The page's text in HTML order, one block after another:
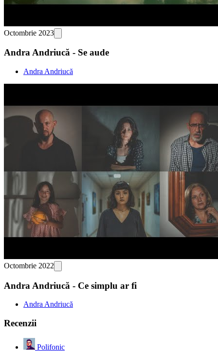
Octombrie 2023
Andra Andriucă - Se aude
Andra Andriucă
Octombrie 2022
Andra Andriucă - Ce simplu ar fi
Andra Andriucă
Recenzii
Polifonic